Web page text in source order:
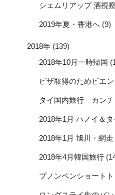
シェムリアップ 酒視
2019年夏・香港へ (9)
2018年 (139)
2018年10月一時帰国
ビザ取得のためビエ
タイ国内旅行 カンチ
2018年1月 ハノイ＆
2018年1月 旭川・網
2018年4月韓国旅行
プノンペンショート